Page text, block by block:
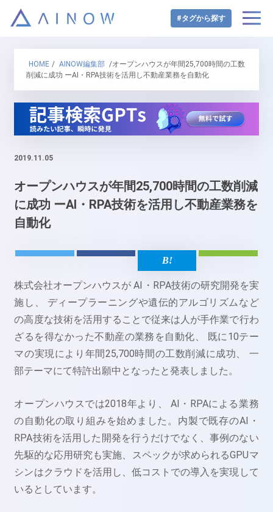
#タグから探す
HOME / AINOW編集部 /オープンハウスが年間25,700時間の工数
削減に成功 ーAI・RPA技術を活用し不動産業務を自動化
2019.11.05
オープンハウスが年間25,700時間の工数削減
に成功 ーAI・RPA技術を活用し不動産業務を
自動化
株式会社オープンハウスが AI・RPA技術の研究開発を実
施し、 ディープラーニングや遺伝的アルゴリズムなど
の高度な技術を活用することで従来は人が手作業で行わ
ざるを得なかった不動産の業務を自動化、 既に10テー
マの実現により年間25,700時間の工数削減に成功、 一
部テーマにて特許出願中となったと発表しました。
オープンハウスでは2018年より、 AI・RPAによる業務
の自動化の取り組みを始めました。内製で既存のAI・
RPA技術を活用した開発を行うだけでなく、事例のない
先駆的な応用研究も実施、スペックが求められるGPUマ
シンはクラウドを活用し、低コストでの導入を実現して
いるとしています。